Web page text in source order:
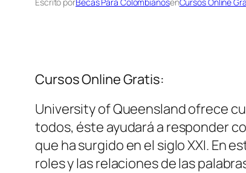
Cursos Online Gratis:
University of Queensland ofrece
todos, éste ayudará a responder
que ha surgido en el siglo XXI. En
roles y las relaciones de las